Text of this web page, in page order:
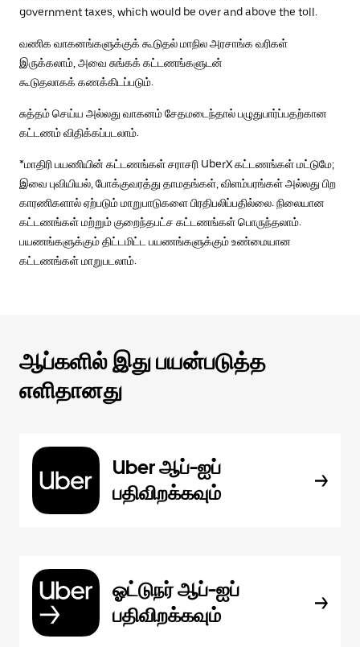
government taxes, which would be over and above the toll.
வணிக வாகனங்களுக்குக் கூடுதல் மாநில அரசாங்க வரிகள்
இருக்கலாம், அவை சுங்கக் கட்டணங்களுடன்
கூடுதலாகக் கணக்கிடப்படும்.
சுத்தம் செய்ய அல்லது வாகனம் சேதமடைந்தால் பழுதுபார்ப்பதற்கான
கட்டணம் விதிக்கப்படலாம்.
*மாதிரி பயணியின் கட்டணங்கள் சராசரி UberX கட்டணங்கள் மட்டுமே;
இவை புவியியல், போக்குவரத்து தாமதங்கள், விளம்பரங்கள் அல்லது பிற
காரணிகளால் ஏற்படும் மாறுபாடுகளை பிரதிபலிப்பதில்லை. நிலையான
கட்டணங்கள் மற்றும் குறைந்தபட்ச கட்டணங்கள் பொருந்தலாம்.
பயணங்களுக்கும் திட்டமிட்ட பயணங்களுக்கும் உண்மையான
கட்டணங்கள் மாறுபடலாம்.
ஆப்களில் இது பயன்படுத்த
எளிதானது
Uber ஆப்-ஐப்
பதிவிறக்கவும்
ஓட்டுநர் ஆப்-ஐப்
பதிவிறக்கவும்